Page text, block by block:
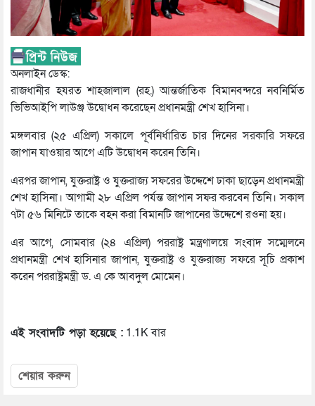
অনলাইন ডেস্ক:
রাজধানীর হযরত শাহজালাল (রহ.) আন্তর্জাতিক বিমানবন্দরে নবনির্মিত
ভিভিআইপি লাউঞ্জ উদ্বোধন করেছেন প্রধানমন্ত্রী শেখ হাসিনা।
মঙ্গলবার (২৫ এপ্রিল) সকালে পূর্বনির্ধারিত চার দিনের সরকারি সফরে
জাপান যাওয়ার আগে এটি উদ্বোধন করেন তিনি।
এরপর জাপান, যুক্তরাষ্ট্র ও যুক্তরাজ্য সফরের উদ্দেশে ঢাকা ছাড়েন প্রধানমন্ত্রী
শেখ হাসিনা। আগামী ২৮ এপ্রিল পর্যন্ত জাপান সফর করবেন তিনি। সকাল
৭টা ৫৬ মিনিটে তাকে বহন করা বিমানটি জাপানের উদ্দেশে রওনা হয়।
এর আগে, সোমবার (২৪ এপ্রিল) পররাষ্ট্র মন্ত্রণালয়ে সংবাদ সম্মেলনে
প্রধানমন্ত্রী শেখ হাসিনার জাপান, যুক্তরাষ্ট্র ও যুক্তরাজ্য সফরে সূচি প্রকাশ
করেন পররাষ্ট্রমন্ত্রী ড. এ কে আবদুল মোমেন।
এই সংবাদটি পড়া হয়েছে : 1.1K বার
শেয়ার করুন